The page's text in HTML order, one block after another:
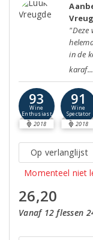
"Deze
in de
93
Wine
Enthusiast
2018
91
Wine
Spectator
2018
Op verlanglijst
Momenteel niet
26,20
Vanaf 12 flessen